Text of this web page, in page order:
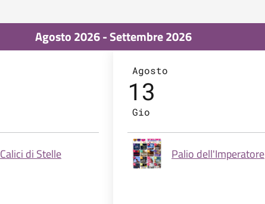
Agosto 2026 - Settembre 2026
Calici di Stelle
Agosto
13
Gio
Palio dell'Imperatore